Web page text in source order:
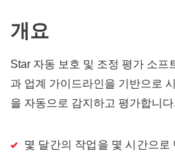
개요
Star 자동 보호 및 조정 평가 소프
과 업계 가이드라인을 기반으로
을 자동으로 감지하고 평가합니다.
몇 달간의 작업을 몇 시간으로